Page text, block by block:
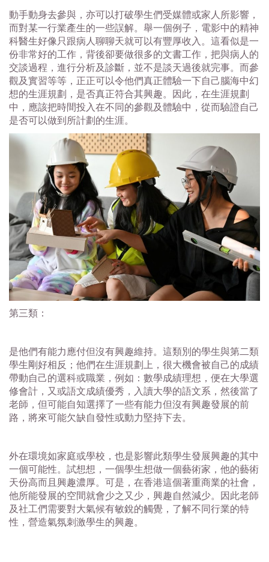
動手動身去參與，亦可以打破學生們受媒體或家人所影響，
而對某一行業產生的一些誤解。舉一個例子，電影中的精神
科醫生好像只跟病人聊聊天就可以有豐厚收入。這看似是一
份非常好的工作，背後卻要做很多的文書工作，把與病人的
交談過程，進行分析及診斷，並不是談天過後就完事。而參
觀及實習等等，正正可以令他們真正體驗一下自己腦海中幻
想的生涯規劃，是否真正符合其興趣。因此，在生涯規劃
中，應該把時間投入在不同的參觀及體驗中，從而驗證自己
是否可以做到所計劃的生涯。
第三類：
是他們有能力應付但沒有興趣維持。這類別的學生與第二類
學生剛好相反；他們在生涯規劃上，很大機會被自己的成績
帶動自己的選科或職業，例如：數學成績理想，便在大學選
修會計，又或語文成績優秀，入讀大學的語文系，然後當了
老師，但可能自知選擇了一些有能力但沒有興趣發展的前
路，將來可能欠缺自發性或動力堅持下去。
外在環境如家庭或學校，也是影響此類學生發展興趣的其中
一個可能性。試想想，一個學生想做一個藝術家，他的藝術
天份高而且興趣濃厚。可是，在香港這個著重商業的社會，
他所能發展的空間就會少之又少，興趣自然減少。因此老師
及社工們需要對大氣候有敏銳的觸覺，了解不同行業的特
性，營造氣氛刺激學生的興趣。